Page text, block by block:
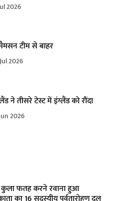
2026
टीम से बाहर
2026
ने तीसरे टेस्ट में इंग्लैंड को रौंदा
2026
कुला फतह करने रवाना हुआ